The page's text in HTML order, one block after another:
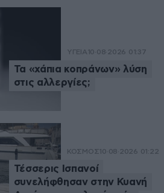
ΥΓΕΙΑ 10·08·2026 01:37
Τα «χάπια κοπράνων» λύση
στις αλλεργίες;
ΚΟΣΜΟΣ 10·08·2026 01:22
Τέσσερις Ισπανοί
συνελήφθησαν στην Κυανή